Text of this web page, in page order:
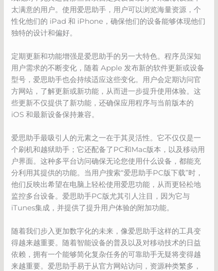
太满意的用户。使用爱思助手，用户可以浏览海量资源，个
性化他们的 iPad 和 iPhone，确保他们的设备能够体现他们
独特的设计和偏好。
定期更新和功能增强是爱思助手的另一大特色。程序员深知
用户需求的不断变化，随着 Apple 发布新的软件更新或设备
型号，爱思助手也会持续适应这些变化。用户会定期访问官
方网站，了解更新或新功能，从而进一步提升使用体验。这
些更新不仅提供了新功能，还确保应用程序与当前版本的
iOS 和最新设备保持兼容。
爱思助手最吸引人的元素之一在于其灵活性。它不仅仅是一
个刷机和越狱助手；它还配备了PC和Mac版本，以及移动用
户界面。这种多平台访问确保无论您使用什么设备，都能充
分利用其提供的功能。当用户搜索“爱思助手PC版下载”时，
他们反映出希望在电脑上轻松使用爱思功能，从而更轻松地
监控多台设备。爱思助手PC版尤其引人注目，因为它与
iTunes集成，并提供了提升用户体验的附加功能。
随着我们步入更加数字化的未来，像爱思助手这样的工具变
得越来越重要。随着智能设备的普及以及对移动技术的日益
依赖，拥有一个能够简化复杂任务的可靠助手无疑将变得越
来越重要。爱思助手易于从官方网站访问，资源种类繁多，